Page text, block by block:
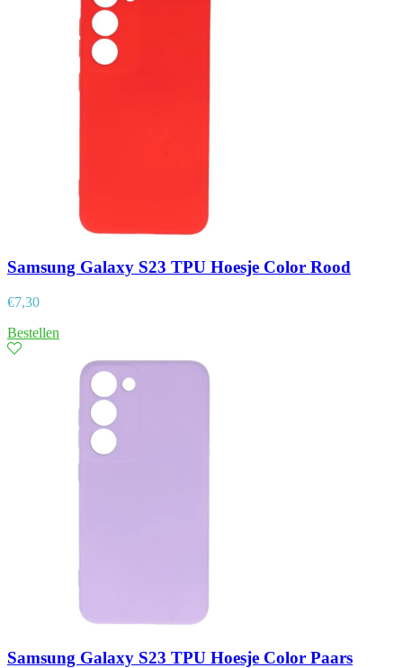
Samsung Galaxy S23 TPU Hoesje Color Rood
€7,30
Bestellen
Samsung Galaxy S23 TPU Hoesje Color Paars